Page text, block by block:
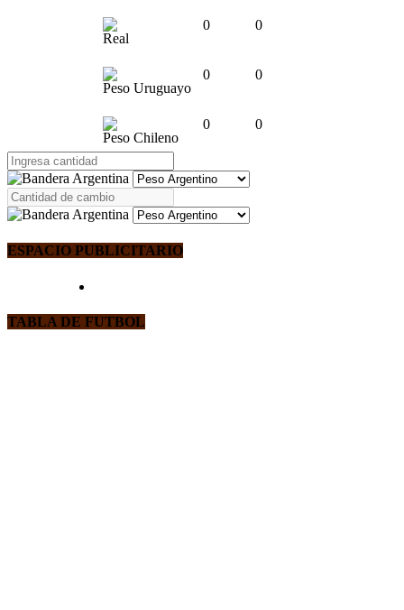
Real
0 0
Peso Uruguayo
0 0
Peso Chileno
0 0
ESPACIO PUBLICITARIO
TABLA DE FUTBOL